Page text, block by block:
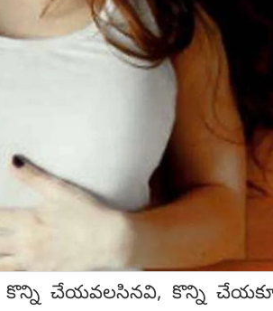
చేయవలసినవి, కొన్ని